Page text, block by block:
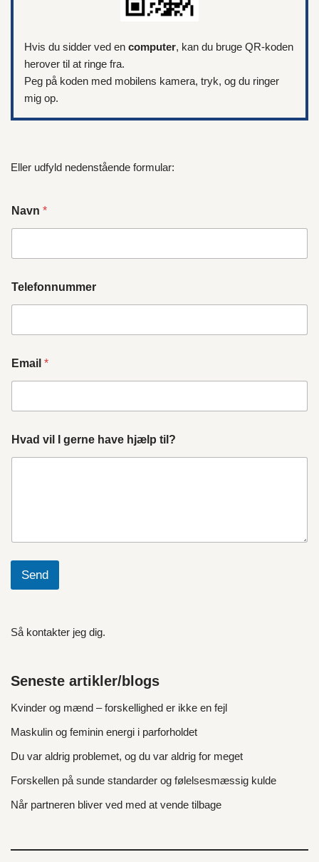
Hvis du sidder ved en computer, kan du bruge QR-koden
herover til at ringe fra.
Peg på koden med mobilens kamera, tryk, og du ringer
mig op.
Eller udfyld nedenstående formular:
Navn *
Telefonnummer
Email *
Hvad vil I gerne have hjælp til?
Send
Så kontakter jeg dig.
Seneste artikler/blogs
Kvinder og mænd – forskellighed er ikke en fejl
Maskulin og feminin energi i parforholdet
Du var aldrig problemet, og du var aldrig for meget
Forskellen på sunde standarder og følelsesmæssig kulde
Når partneren bliver ved med at vende tilbage